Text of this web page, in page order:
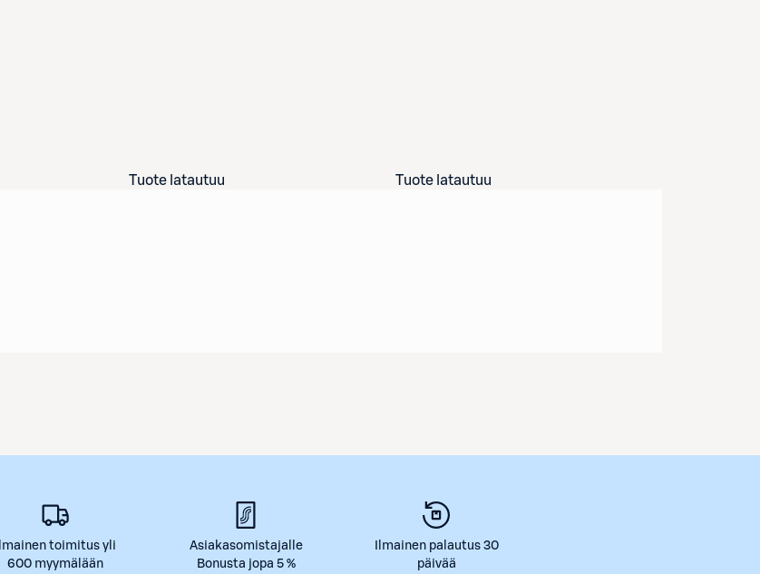
Tuote latautuu Tuote latautuu
Ilmainen toimitus yli
600 myymälään
Asiakasomistajalle
Bonusta jopa 5 %
Ilmainen palautus 30
päivää